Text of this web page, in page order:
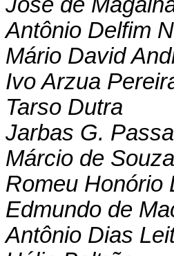
Antônio Delfim
Mário David
Ivo Arzua
Tarso Dutra
Jarbas G.
Márcio de
Romeu Honório
Edmundo de
Antônio Dias